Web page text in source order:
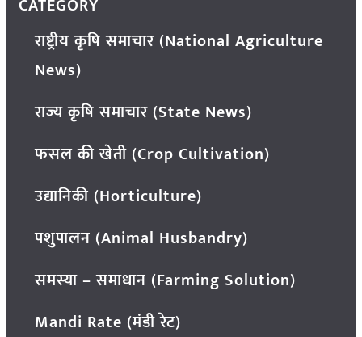
CATEGORY
राष्ट्रीय कृषि समाचार (National Agriculture
News)
राज्य कृषि समाचार (State News)
फसल की खेती (Crop Cultivation)
उद्यानिकी (Horticulture)
पशुपालन (Animal Husbandry)
समस्या – समाधान (Farming Solution)
Mandi Rate (मंडी रेट)